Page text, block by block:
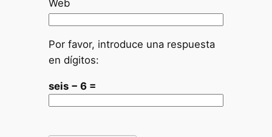
Web
Por favor, introduce una respuesta
en dígitos:
seis − 6 =